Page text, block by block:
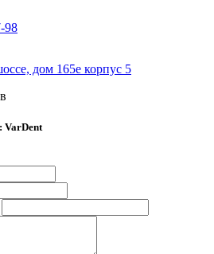
98
дом 165е корпус 5
VarDent